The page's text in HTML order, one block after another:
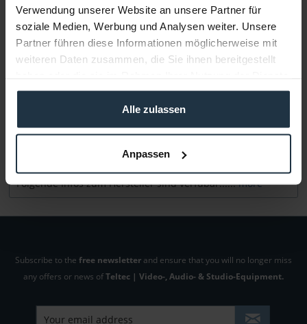
Verwendung unserer Website an unsere Partner für
soziale Medien, Werbung und Analysen weiter. Unsere
Partner führen diese Informationen möglicherweise mit
weiteren Daten zusammen, die Sie ihnen bereitgestellt
gesammelt haben.
Alle zulassen
Anpassen
Accessories
11
Accessories and recommendations
Manufacturer & Product Safety Information
Folgende Infos zum Hersteller sind verfübar......more
Subscribe to the free newsletter and ensure that you will no longer miss
any offers or news ofTeltec | Video-, Audio- & Studio-Equipment.